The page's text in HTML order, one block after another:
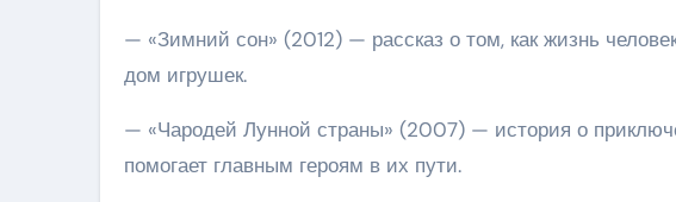
— «Зимний сон» (2012) — рассказ о том, как жизнь
дом игрушек.
— «Чародей Лунной страны» (2007) — история о
помогает главным героям в их пути.